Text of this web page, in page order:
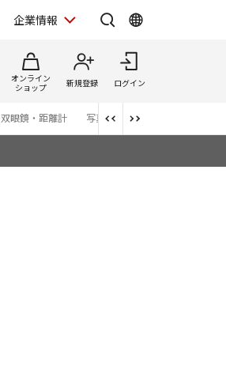
企業情報
オンライン
ショップ
新規登録 ログイン
双眼鏡・距離計 写真集 アプリ・ソフトウエ